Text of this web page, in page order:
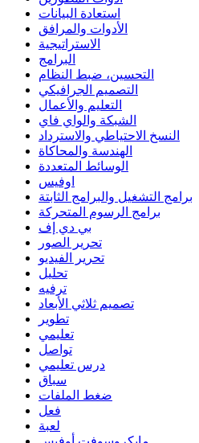
استعادة البيانات
الأدوات والمرافق
الاستراتيجية
البرامج
التحسين، ضبط النظام
التصميم الجرافيكي
التعليم والأعمال
الشبكة والواي فاي
النسخ الاحتياطي والاسترداد
الهندسة والمحاكاة
الوسائط المتعددة
اوفيس
برامج التشغيل والبرامج الثابتة
برامج الرسوم المتحركة
بي دي إف
تحرير الصور
تحرير الفيديو
تحليل
ترفيه
تصميم ثلاثي الأبعاد
تطوير
تعليمي
تواصل
درس تعليمي
سباق
ضغط الملفات
فعل
لعبة